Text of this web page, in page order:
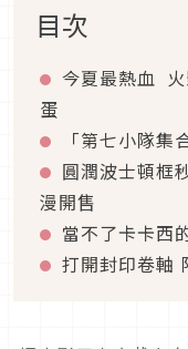
目次
今夏最熱血
蛋
「第七小隊
圓潤波士頓框
漫開售
當不了卡卡西
打開封印卷軸